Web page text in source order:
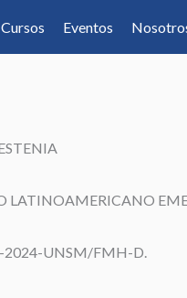
Cursos Eventos
LATINOAMERICANO
2024-UNSM/FMH-D.